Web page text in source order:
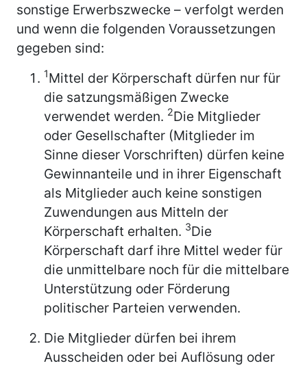
sonstige Erwerbszwecke – verfolgt werden
und wenn die folgenden Voraussetzungen
gegeben sind:
1Mittel der Körperschaft dürfen nur für
die satzungsmäßigen Zwecke
verwendet werden. 2Die Mitglieder
oder Gesellschafter (Mitglieder im
Sinne dieser Vorschriften) dürfen keine
Gewinnanteile und in ihrer Eigenschaft
als Mitglieder auch keine sonstigen
Zuwendungen aus Mitteln der
Körperschaft erhalten. 3Die
Körperschaft darf ihre Mittel weder für
die unmittelbare noch für die mittelbare
Unterstützung oder Förderung
politischer Parteien verwenden.
Die Mitglieder dürfen bei ihrem
Ausscheiden oder bei Auflösung oder